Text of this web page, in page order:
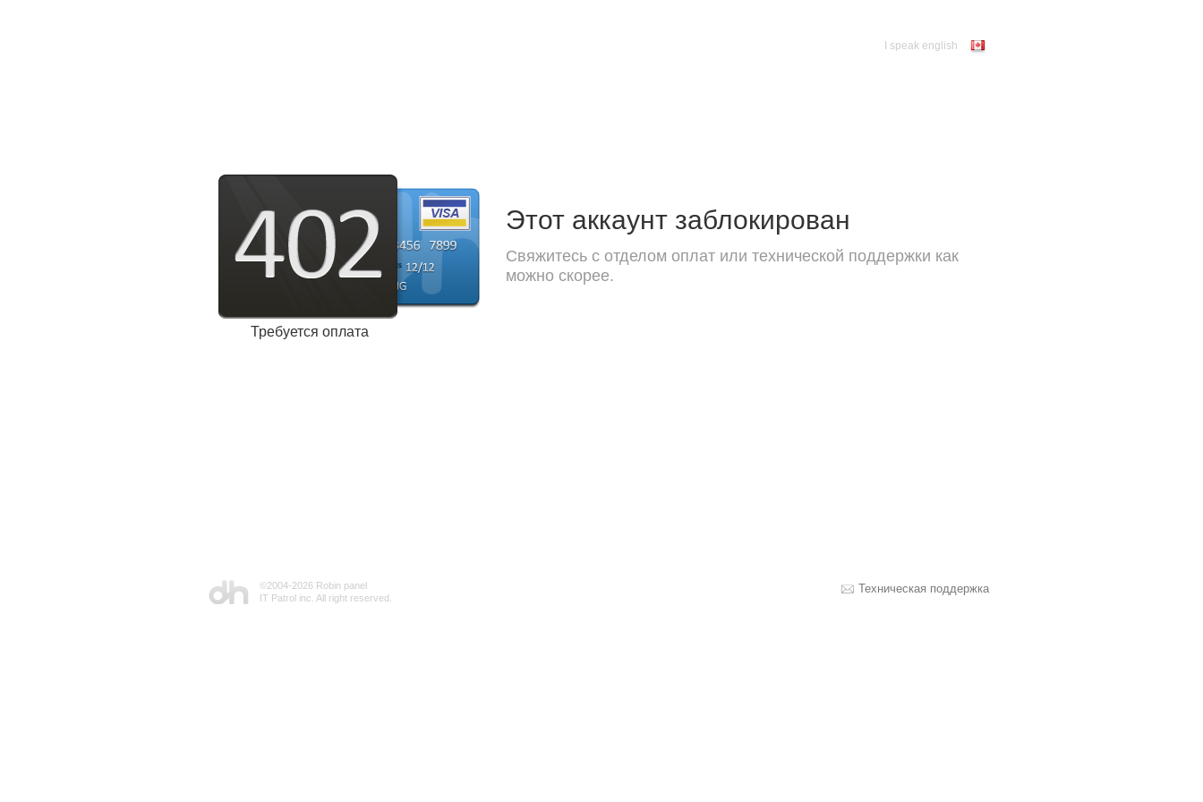
I speak english
Требуется оплата
Этот аккаунт заблокирован
Свяжитесь с отделом оплат или технической поддержки как
можно скорее.
Техническая поддержка
©2004-2026 Robin panel
IT Patrol inc. All right reserved.